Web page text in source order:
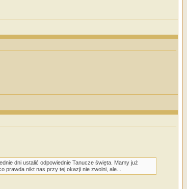
dni ustalić odpowiednie Tanucze święta. Mamy już
nikt nas przy tej okazji nie zwolni, ale...